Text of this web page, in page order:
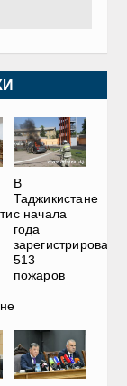
В
Таджикистане
с начала
года
зарегистрировано
513
пожаров